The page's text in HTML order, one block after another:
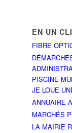
EN UN
FIBRE
PISCINE
JE LOUE
ANNUAIRE
MARCHÉS
LA MAIRIE